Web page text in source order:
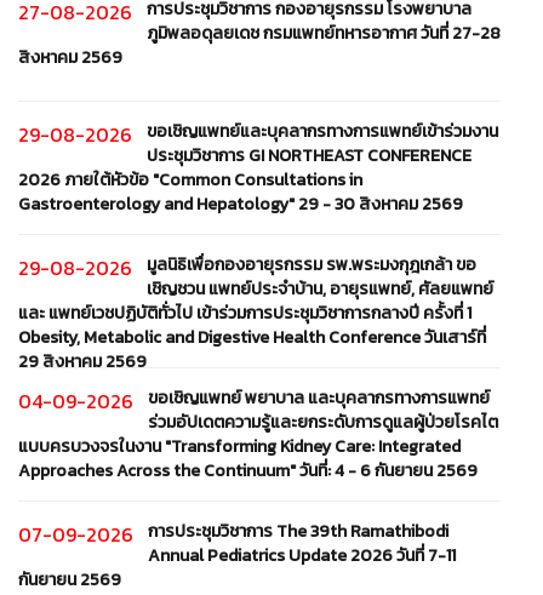
27-08-2026
การประชุมวิชาการ กองอายุรกรรม โรงพยาบาล
ภูมิพลอดุลยเดช กรมแพทย์ทหารอากาศ วันที่ 27-28
สิงหาคม 2569
29-08-2026
ขอเชิญแพทย์และบุคลากรทางการแพทย์เข้าร่วมงาน
ประชุมวิชาการ GI NORTHEAST CONFERENCE
2026 ภายใต้หัวข้อ "Common Consultations in
Gastroenterology and Hepatology" 29 - 30 สิงหาคม 2569
29-08-2026
มูลนิธิเพื่อกองอายุรกรรม รพ.พระมงกุฎเกล้า ขอ
เชิญชวน แพทย์ประจำบ้าน, อายุรแพทย์, ศัลยแพทย์
และ แพทย์เวชปฏิบัติทั่วไป เข้าร่วมการประชุมวิชาการกลางปี ครั้งที่ 1
Obesity, Metabolic and Digestive Health Conference วันเสาร์ที่
29 สิงหาคม 2569
04-09-2026
ขอเชิญแพทย์ พยาบาล และบุคลากรทางการแพทย์
ร่วมอัปเดตความรู้และยกระดับการดูแลผู้ป่วยโรคไต
แบบครบวงจรในงาน "Transforming Kidney Care: Integrated
Approaches Across the Continuum" วันที่: 4 - 6 กันยายน 2569
07-09-2026
การประชุมวิชาการ The 39th Ramathibodi
Annual Pediatrics Update 2026 วันที่ 7-11
กันยายน 2569